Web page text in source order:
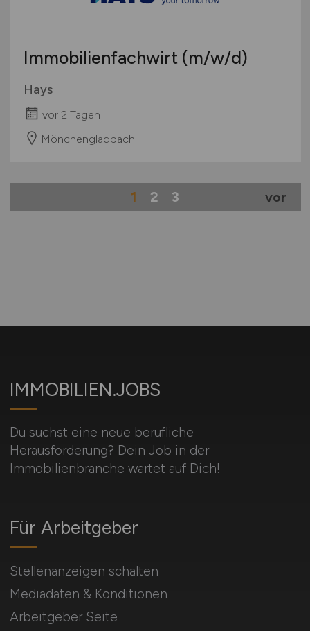
Immobilienfachwirt (m/w/d)
Hays
vor 2 Tagen
Mönchengladbach
1 2 3 vor
IMMOBILIEN.JOBS
Du suchst eine neue berufliche
Herausforderung? Dein Job in der
Immobilienbranche wartet auf Dich!
Für Arbeitgeber
Stellenanzeigen schalten
Mediadaten & Konditionen
Arbeitgeber Seite